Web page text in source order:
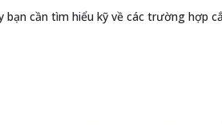
cần tìm hiểu kỹ về các trường hợp